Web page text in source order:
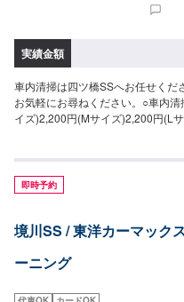
実績金額
車内清掃は四ツ橋SSへお任せくだ
お気軽にお尋ねください。○車内
イズ)2,200円(Mサイズ)2,200円(L
ズ)
即時予約
境川SS / 東洋カーマック
ーニング